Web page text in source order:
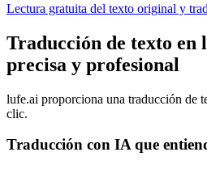
Lectura gratuita del texto original y
Traducción de texto en
precisa y profesional
lufe.ai proporciona una traducción de
clic.
Traducción con IA que